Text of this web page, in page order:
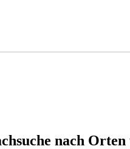
nach Orten